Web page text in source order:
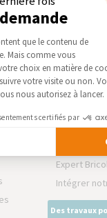
NOS
EXTENSION
TRAVAUX
NOS
La Maison
Expert
Intégrer
Des travaux
Gestion
que le contenu de
Mais comme vous
choix en matière de
votre visite ou non.
nous autorisez à lancer.
certifiés par
Axeptio consent